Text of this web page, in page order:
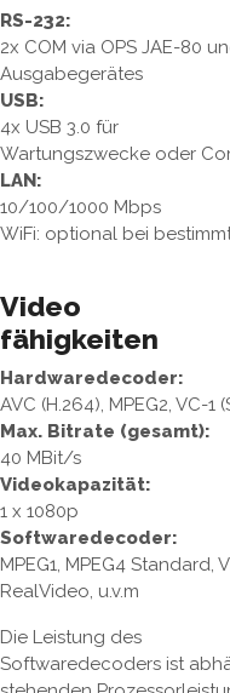
RS-232:
2x COM via OPS JAE-80
Ausgabegerätes
USB:
4x USB 3.0 für
Wartungszwecke oder
LAN:
10/100/1000 Mbps
WiFi: optional bei
Video
fähigkeiten
Hardwaredecoder:
AVC (H.264), MPEG2, VC-
Max. Bitrate (gesamt):
40 MBit/s
Videokapazität:
1 x 1080p
Softwaredecoder:
MPEG1, MPEG4 Standard,
RealVideo, u.v.m
Die Leistung des
Softwaredecoders ist